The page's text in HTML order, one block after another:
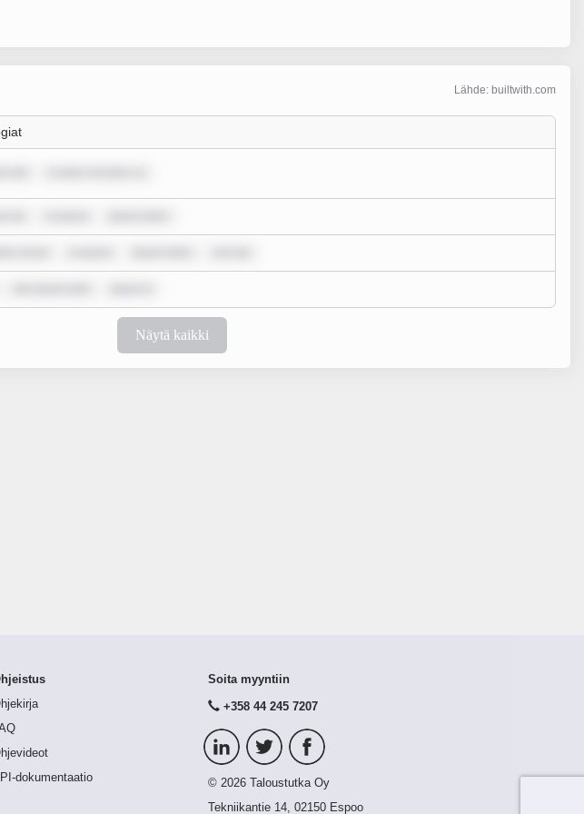
Lähde: builtwith.com
Näytä kaikki
dokumentaatio
Soita myyntiin
+358 44 245 7207
© 2026 Taloustutka Oy
Tekniikantie 14, 02150 Espoo